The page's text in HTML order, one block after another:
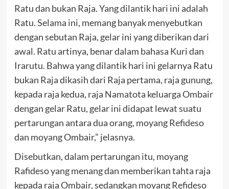
Ratu dan bukan Raja. Yang dilantik hari ini adalah
Ratu. Selama ini, memang banyak menyebutkan
dengan sebutan Raja, gelar ini yang diberikan dari
awal. Ratu artinya, benar dalam bahasa Kuri dan
Irarutu. Bahwa yang dilantik hari ini gelarnya Ratu
bukan Raja dikasih dari Raja pertama, raja gunung,
kepada raja kedua, raja Namatota keluarga Ombair
dengan gelar Ratu, gelar ini didapat lewat suatu
pertarungan antara dua orang, moyang Refideso
dan moyang Ombair,” jelasnya.
Disebutkan, dalam pertarungan itu, moyang
Rafideso yang menang dan memberikan tahta raja
kepada raja Ombair, sedangkan moyang Refideso